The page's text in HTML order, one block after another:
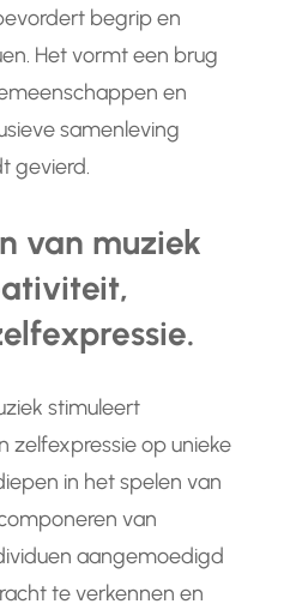
begrip en
Het vormt een brug
en
samenleving
gevierd.
van muziek
stimuleert
zelfexpressie op unieke
in het spelen van
van
aangemoedigd
te verkennen en